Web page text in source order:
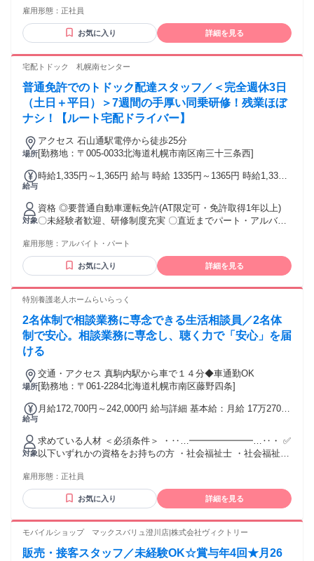
金額：なし 全員に一律で支払われるその他手当金額：あり ※
※上記月給には、一律支給の業績給（月6万円／入社から6ヶ
月間）と、固定残業代（月11時間分／2万円以上）を含む。
残業の有無に関わらず支給し、超過した場合は別途全額支
給。 ＼個人インセンティブあり！／ 入社7ヶ月目より、成果
に応じてインセンティブを支給。個人だけでなく、店舗全体
の成績も評価対象となります。 正当に評価する制度が整って
いるので、入社1年目で大幅収入アップも目指せます！
ん！ 職種・業界未経験の方や、正社員として働いたことがな
い方でも、ぜひチャレンジしてみてください！ 正社員デビュ
ーから、社会人経験10年以上のベテランまで幅広く歓迎しま
中の先輩社員は8割が未経験から始めています。 前職は飲食、
メーカーなど。 もちろん、営業や接客業の経験がある方も、
スキルを発揮して活躍できますよ♪
雇用形態： 正社員
お気に入り 詳細を見る
宅配トドック 札幌南センター
普通免許でのトドック配達スタッフ／＜完全週休3日
（土日＋平日）＞7週間の手厚い同乗研修！残業ほぼ
ナシ！【ルート宅配ドライバー】
場所
アクセス 石山通駅電停から徒歩25分
[勤務地：〒005-0033北海道札幌市南区南三十三条西]
給与
時給1,335円～1,365円 給与 時給 1335円～1365円 時給1,335
上 ※祝祭日勤務時給＋30円 交通費：交通費支給
対象
資格 ◎要普通自動車運転免許(AT限定可・免許取得1年以上)
〇未経験者歓迎、研修制度充実 〇直近までパート・アルバイ
〇ハローワークでお探しの方もぜひ！
雇用形態： アルバイト・パート
お気に入り 詳細を見る
特別養護老人ホームらいらっく
2名体制で相談業務に専念できる生活相談員／2名体
制で安心。相談業務に専念し、聴く力で「安心」を届
ける
場所
交通・アクセス 真駒内駅から車で１４分◆車通勤OK
[勤務地：〒061-2284北海道札幌市南区藤野四条]
給与
月給172,700円～242,000円 給与詳細 基本給：月給 17万2700
で支払われる通勤・皆勤・家族手当金額：なし 全員に一律で
支払われるその他手当金額：なし ・処遇改善手当：6,000円〜
9,000円 ・昇給：あり（年1回） ・賞与：4.5ヶ月分 ・通勤手
当：あり（法人規程により上限25,000円） ・住宅手当（上限
（16～22歳は+5,000円 ・資格手当（社会福祉士6,700円） ・
待機手当：平日2,000円、土日祝2,500円
対象
求めている人材 ＜必須条件＞ ・‥…━━━━━━━…‥・ ✅
以下いずれかの資格をお持ちの方 ・社会福祉士 ・社会福祉主
も歓迎！ 現在お勤めをされている方は、 1ヶ月過ぎからの入
社も可能です。 勤務開始の期間など、お気軽にご相談くださ
雇用形態： 正社員
お気に入り 詳細を見る
モバイルショップ マックスバリュ澄川店|株式会社ヴィクトリー
販売・接客スタッフ／未経験OK☆賞与年4回★月26